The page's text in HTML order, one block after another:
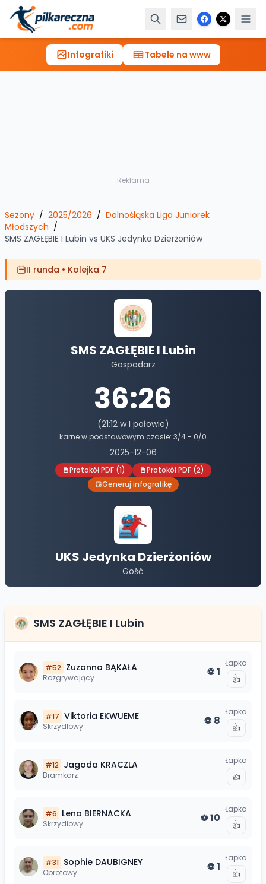
Infografiki Tabele na www
Reklama
Sezony / 2025/2026 / Dolnośląska Liga Juniorek
Młodszych /
SMS ZAGŁĘBIE I Lubin vs UKS Jedynka Dzierżoniów
II runda • Kolejka 7
SMS ZAGŁĘBIE I Lubin
Gospodarz
36:26
(21:12w I połowie)
karne w podstawowym czasie: 3/4- 0/0
2025-12-06
Protokół PDF(1) Protokół PDF(2)
Generuj infografikę
UKS Jedynka Dzierżoniów
Gość
SMS ZAGŁĘBIE I Lubin
#52 Zuzanna BĄKAŁA
Rozgrywający ⚽ 1
Łapka
👍
#17 Viktoria EKWUEME
Skrzydłowy ⚽ 8
Łapka
👍
#12 Jagoda KRACZLA
Bramkarz
Łapka
👍
#6 Lena BIERNACKA
Skrzydłowy ⚽ 10
Łapka
👍
#31 Sophie DAUBIGNEY
Obrotowy ⚽ 1
Łapka
👍